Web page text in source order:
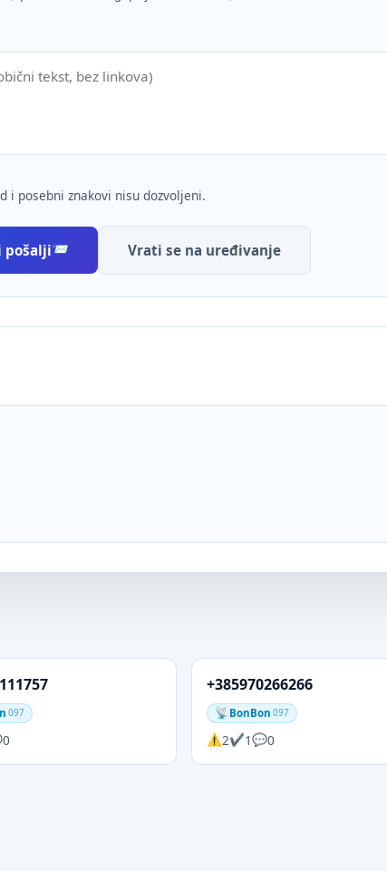
i posebni znakovi nisu dozvoljeni.
pošalji Vrati se na uređivanje
097
0
+385970266266
BonBon 097
2 1 0